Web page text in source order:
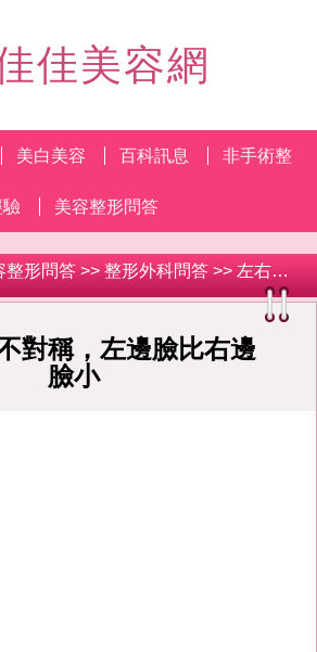
佳美容網
美白美容 百科訊息 非手術整
驗 美容整形問答
整形問答 >> 整形外科問答 >> 左右側臉不對稱，左邊臉比右邊臉小
對稱，左邊臉比右邊
臉小